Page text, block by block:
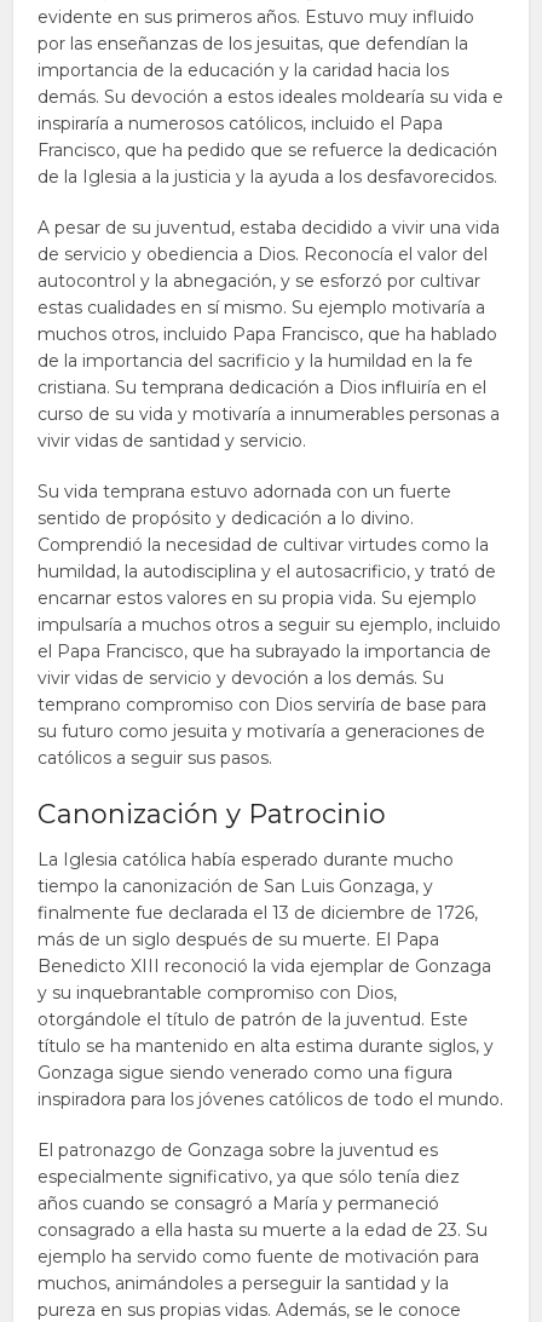
evidente en sus primeros años. Estuvo muy influido
por las enseñanzas de los jesuitas, que defendían la
importancia de la educación y la caridad hacia los
demás. Su devoción a estos ideales moldearía su vida e
inspiraría a numerosos católicos, incluido el Papa
Francisco, que ha pedido que se refuerce la dedicación
de la Iglesia a la justicia y la ayuda a los desfavorecidos.
A pesar de su juventud, estaba decidido a vivir una vida
de servicio y obediencia a Dios. Reconocía el valor del
autocontrol y la abnegación, y se esforzó por cultivar
estas cualidades en sí mismo. Su ejemplo motivaría a
muchos otros, incluido Papa Francisco, que ha hablado
de la importancia del sacrificio y la humildad en la fe
cristiana. Su temprana dedicación a Dios influiría en el
curso de su vida y motivaría a innumerables personas a
vivir vidas de santidad y servicio.
Su vida temprana estuvo adornada con un fuerte
sentido de propósito y dedicación a lo divino.
Comprendió la necesidad de cultivar virtudes como la
humildad, la autodisciplina y el autosacrificio, y trató de
encarnar estos valores en su propia vida. Su ejemplo
impulsaría a muchos otros a seguir su ejemplo, incluido
el Papa Francisco, que ha subrayado la importancia de
vivir vidas de servicio y devoción a los demás. Su
temprano compromiso con Dios serviría de base para
su futuro como jesuita y motivaría a generaciones de
católicos a seguir sus pasos.
Canonización y Patrocinio
La Iglesia católica había esperado durante mucho
tiempo la canonización de San Luis Gonzaga, y
finalmente fue declarada el 13 de diciembre de 1726,
más de un siglo después de su muerte. El Papa
Benedicto XIII reconoció la vida ejemplar de Gonzaga
y su inquebrantable compromiso con Dios,
otorgándole el título de patrón de la juventud. Este
título se ha mantenido en alta estima durante siglos, y
Gonzaga sigue siendo venerado como una figura
inspiradora para los jóvenes católicos de todo el mundo.
El patronazgo de Gonzaga sobre la juventud es
especialmente significativo, ya que sólo tenía diez
años cuando se consagró a María y permaneció
consagrado a ella hasta su muerte a la edad de 23. Su
ejemplo ha servido como fuente de motivación para
muchos, animándoles a perseguir la santidad y la
pureza en sus propias vidas. Además, se le conoce